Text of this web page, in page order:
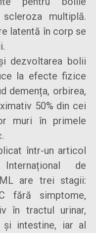
multiplă.
latentă în corp se
dezvoltarea bolii
la efecte fizice
demența, orbirea,
50% din cei
muri în primele
într-un articol
de
are trei stagii:
fără simptome,
în tractul urinar,
și intestine, iar al